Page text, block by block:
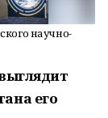
научно-
его